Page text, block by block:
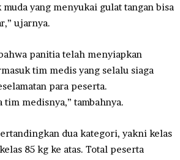
yang menyukai gulat tangan bisa
ujarnya.
panitia telah menyiapkan
tim medis yang selalu siaga
para peserta.
medisnya,” tambahnya.
dua kategori, yakni kelas
85 kg ke atas. Total peserta